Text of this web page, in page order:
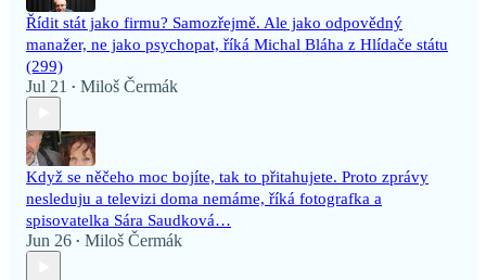
Řídit stát jako firmu? Samozřejmě. Ale jako odpovědný
manažer, ne jako psychopat, říká Michal Bláha z Hlídače státu
(299)
Jul 21 • Miloš Čermák
Když se něčeho moc bojíte, tak to přitahujete. Proto zprávy
nesleduju a televizi doma nemáme, říká fotografka a
spisovatelka Sára Saudková…
Jun 26 • Miloš Čermák